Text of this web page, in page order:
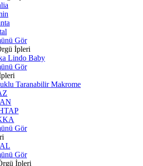
Gör
İpleri
Lindo Baby
Gör
Taranabilir Makrome
Gör
Gör
İpleri